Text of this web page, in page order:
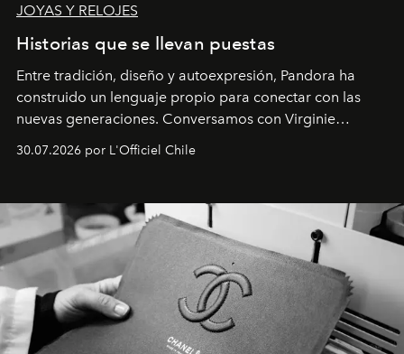
JOYAS Y RELOJES
Historias que se llevan puestas
Entre tradición, diseño y autoexpresión, Pandora ha
construido un lenguaje propio para conectar con las
nuevas generaciones. Conversamos con Virginie
Latinoamérica, sobre identidad, cultura y el valor
30.07.2026 por L'Officiel Chile